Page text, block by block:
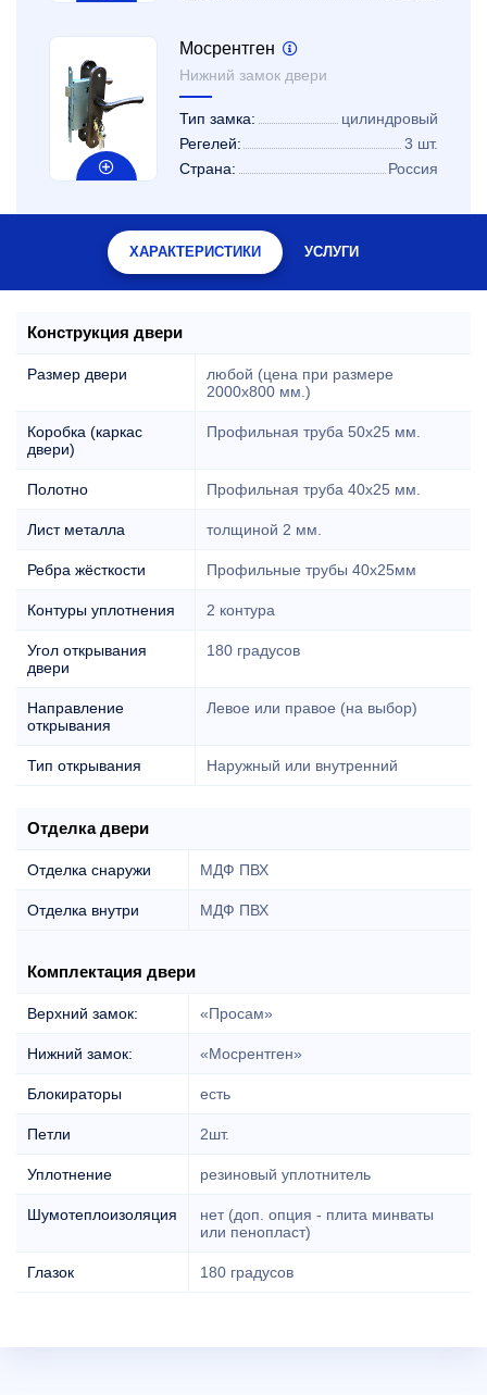
Мосрентген
Нижний замок двери
Тип замка:
цилиндровый
Регелей:
3 шт.
Страна:
Россия
ХАРАКТЕРИСТИКИ УСЛУГИ
Конструкция двери
Размер двери
любой (цена при размере
2000x800 мм.)
Коробка (каркас
двери)
Профильная труба 50х25 мм.
Полотно Профильная труба 40х25 мм.
Лист металла толщиной 2 мм.
Ребра жёсткости Профильные трубы 40х25мм
Контуры уплотнения 2 контура
Угол открывания
двери
180 градусов
Направление
открывания
Левое или правое (на выбор)
Тип открывания Наружный или внутренний
Отделка двери
Отделка снаружи МДФ ПВХ
Отделка внутри МДФ ПВХ
Комплектация двери
Верхний замок: «Просам»
Нижний замок: «Мосрентген»
Блокираторы есть
Петли 2шт.
Уплотнение резиновый уплотнитель
Шумотеплоизоляция
нет (доп. опция - плита минваты
или пенопласт)
Глазок 180 градусов